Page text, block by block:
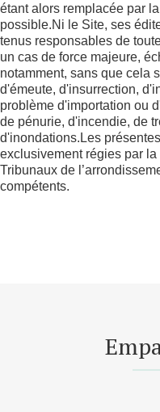
étant alors remplacée par
possible.Ni le Site, ses
tenus responsables de
un cas de force majeure,
notamment, sans que cela
d'émeute, d'insurrection,
problème d'importation ou
de pénurie, d'incendie, de
d'inondations.Les
exclusivement régies par
Tribunaux de
compétents.